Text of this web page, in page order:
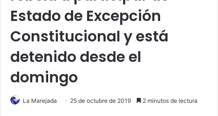
Estado de Excepción
Constitucional y está
detenido desde el
domingo
La Marejada 25 de octubre de 2019 2 minutos de lectura